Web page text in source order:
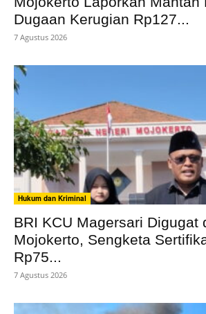
Dugaan Kerugian Rp127...
7 Agustus 2026
Hukum dan Kriminal
BRI KCU Magersari Digugat
Mojokerto, Sengketa
Rp75...
7 Agustus 2026